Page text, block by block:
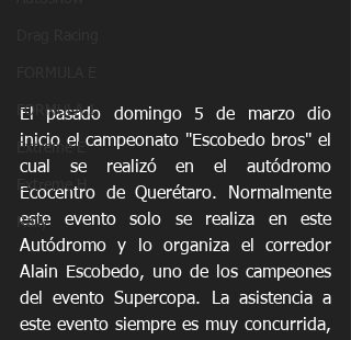
FORMULA 1
Extreme E
Extreme H
Rally
El pasado domingo 5 de marzo dio
inicio el campeonato "Escobedo bros" el
cual se realizó en el autódromo
Ecocentro de Querétaro. Normalmente
este evento solo se realiza en este
Autódromo y lo organiza el corredor
Alain Escobedo, uno de los campeones
del evento Supercopa. La asistencia a
este evento siempre es muy concurrida,